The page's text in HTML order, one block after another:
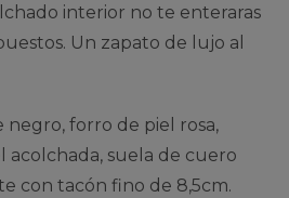
interior no te enteraras
Un zapato de lujo al
negro, forro de piel rosa,
acolchada, suela de cuero
con tacón fino de 8,5cm.